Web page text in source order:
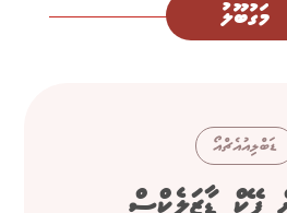
މަގުބޫލު
ޑަބްލިއުއެޗްއޯ
ފޭކް ޑާޒަލެކްސް